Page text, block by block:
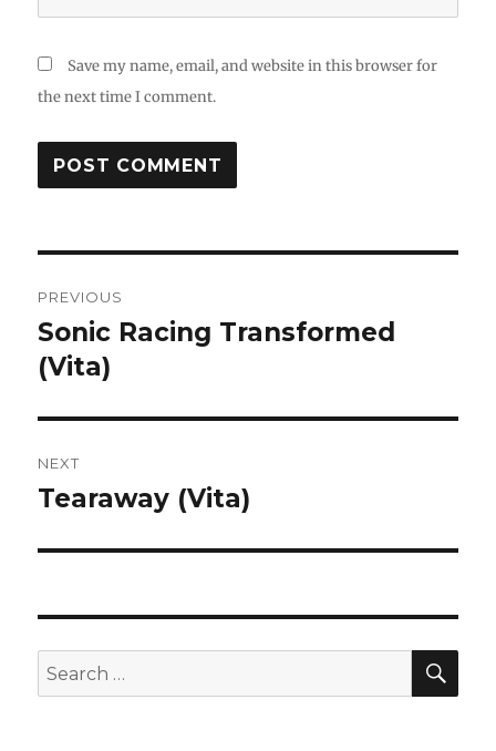
Save my name, email, and website in this browser for
the next time I comment.
navigation
PREVIOUS
Previous
post:
Sonic Racing Transformed
(Vita)
NEXT
Next
Tearaway (Vita)
Search
for: